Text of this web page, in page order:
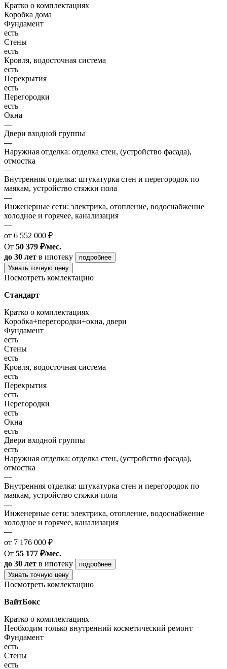
Кратко о комплектациях
Коробка дома
Фундамент
есть
Стены
есть
Кровля, водосточная система
есть
Перекрытия
есть
Перегородки
есть
Окна
—
Двери входной группы
—
Наружная отделка: отделка стен, (устройство фасада),
отмостка
—
Внутренняя отделка: штукатурка стен и перегородок по
маякам, устройство стяжки пола
—
Инженерные сети: электрика, отопление, водоснабжение
холодное и горячее, канализация
—
от 6 552 000 ₽
От 50 379 ₽/мес.
до 30 лет в ипотеку
подробнее
Узнать точную цену
Посмотреть комлектацию
Стандарт
Кратко о комплектациях
Коробка+перегородки+окна, двери
Фундамент
есть
Стены
есть
Кровля, водосточная система
есть
Перекрытия
есть
Перегородки
есть
Окна
есть
Двери входной группы
есть
Наружная отделка: отделка стен, (устройство фасада),
отмостка
—
Внутренняя отделка: штукатурка стен и перегородок по
маякам, устройство стяжки пола
—
Инженерные сети: электрика, отопление, водоснабжение
холодное и горячее, канализация
—
от 7 176 000 ₽
От 55 177 ₽/мес.
до 30 лет в ипотеку
подробнее
Узнать точную цену
Посмотреть комлектацию
ВайтБокс
Кратко о комплектациях
Необходим только внутренний косметический ремонт
Фундамент
есть
Стены
есть